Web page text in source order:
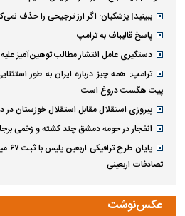
ببینید| پزشکیان: اگر ارز ترجیحی را حذف
پاسخ قالیباف به ترامپ
دستگیری عامل انتشار مطالب توهین‌آمیز
ترامپ: همه چیز درباره ایران به طور
پیت هگست دروغ است
پیروزی استقلال مقابل استقلال خوزستان در
انفجار در حومه دمشق چند کشته و زخمی
تصادفات اربعینی
عکس‌نوشت